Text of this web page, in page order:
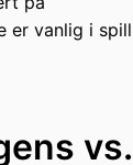
er vanlig i spill
vs.